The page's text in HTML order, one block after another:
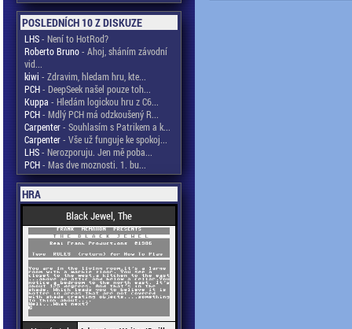
POSLEDNÍCH 10 Z DISKUZE
LHS- Není to HotRod?
Roberto Bruno- Ahoj, sháním závodní
vid...
kiwi - Zdravim, hledam hru, kte...
PCH- DeepSeek našel pouze toh...
Kuppa - Hledám logickou hru z C6...
PCH- Mdlý PCH má odzkoušený R...
Carpenter- Souhlasím s Patrikem a k...
Carpenter- Vše už funguje ke spokoj...
LHS- Nerozporuju. Jen mě poba...
PCH- Mas dve moznosti. 1. bu...
HRA
Black Jewel, The